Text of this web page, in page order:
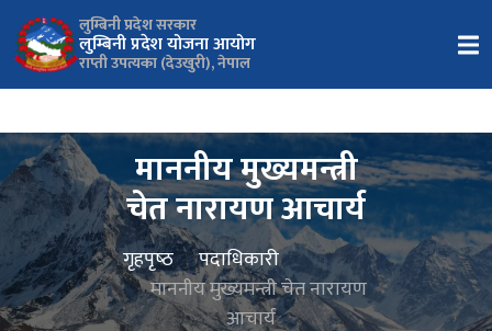
लुम्बिनी प्रदेश सरकार
लुम्बिनी प्रदेश योजना आयोग
राप्ती उपत्यका (देउखुरी), नेपाल
माननीय मुख्यमन्त्री
चेत नारायण आचार्य
गृहपृष्‍ठ
पदाधिकारी
माननीय मुख्यमन्त्री चेत नारायण
आचार्य